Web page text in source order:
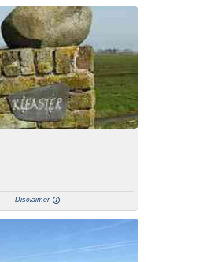
Disclaimer